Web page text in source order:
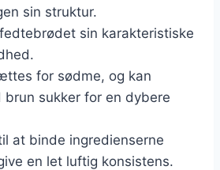
sin struktur.
sin karakteristiske
for sødme, og kan
brun sukker for en dybere
at binde ingredienserne
en let luftig konsistens.